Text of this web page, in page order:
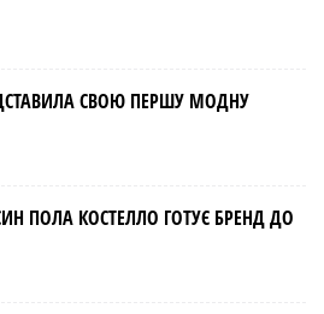
СВОЮ ПЕРШУ МОДНУ
ПОЛА КОСТЕЛЛО ГОТУЄ БРЕНД ДО